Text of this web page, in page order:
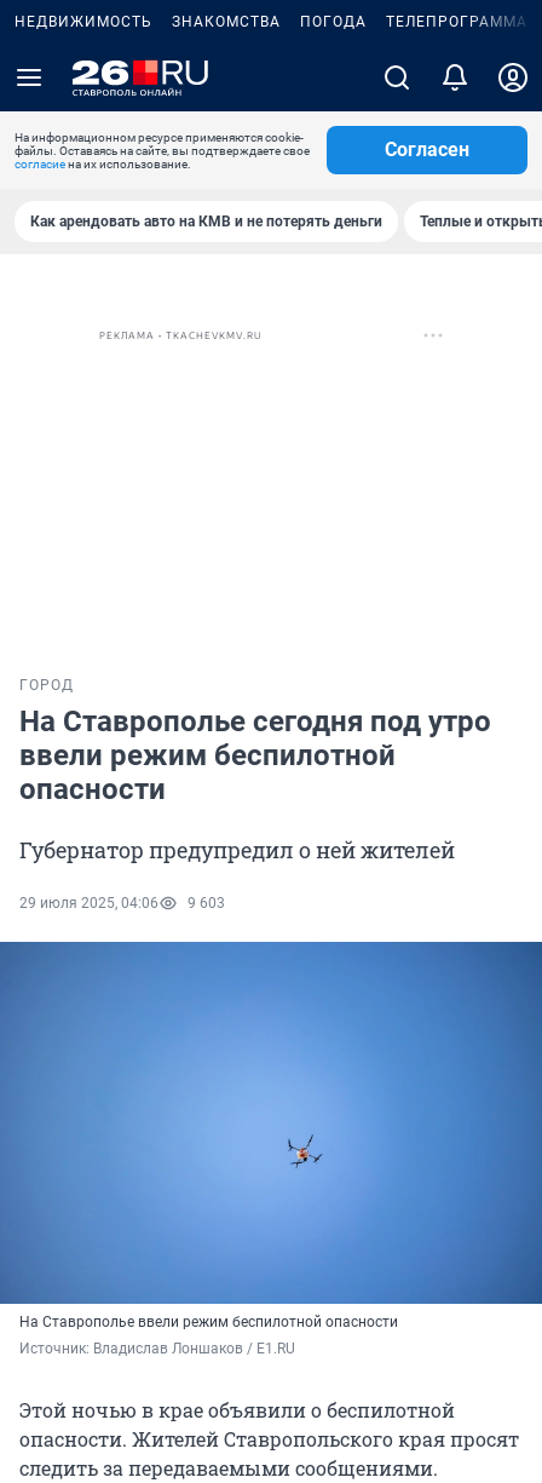
НЕДВИЖИМОСТЬ ЗНАКОМСТВА ПОГОДА ТЕЛЕПРОГРАММА
На информационном ресурсе применяются cookie-
файлы. Оставаясь на сайте, вы подтверждаете свое
согласиена их использование.
Согласен
Как арендовать авто на КМВ и не потерять деньги Теплые и
РЕКЛАМА • TKACHEVKMV.RU
ГОРОД
На Ставрополье сегодня под утро
ввели режим беспилотной
опасности
Губернатор предупредил о ней жителей
29 июля 2025, 04:06 9 603
На Ставрополье ввели режим беспилотной опасности
Источник: Владислав Лоншаков / E1.RU
Этой ночью в крае объявили о беспилотной
опасности. Жителей Ставропольского края просят
следить за передаваемыми сообщениями.